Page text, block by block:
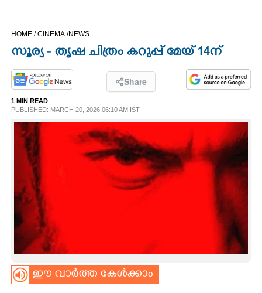
OPINION
PHOTOS
LIFESTYLE
SPIRITUAL
INFO+
ART
ASTRO
HOME /CINEMA /NEWS
സൂര്യ - തൃഷ ചിത്രം കറുപ്പ് മേയ് 14ന്
Share
1 MIN READ
PUBLISHED: MARCH 20, 2026 06:10 AM IST
ഈ വാർത്ത കേൾക്കാം